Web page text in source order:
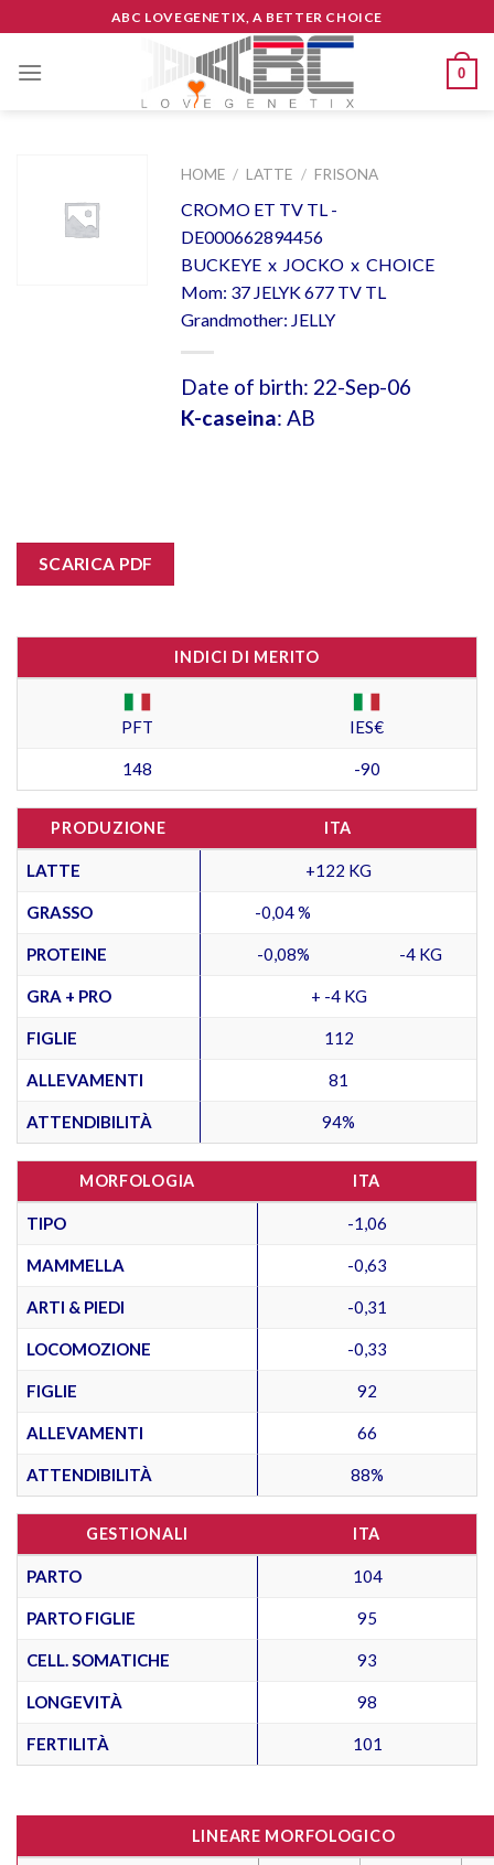
to
content
ABC LOVEGENETIX, A BETTER CHOICE
0
HOME / LATTE / FRISONA
CROMO ET TV TL -
DE000662894456
BUCKEYE x JOCKO x CHOICE
Mom: 37 JELYK 677 TV TL
Grandmother: JELLY
Date of birth: 22-Sep-06
K-caseina: AB
SCARICA PDF
INDICI DI MERITO
PFT IES€
148 -90
PRODUZIONE ITA
LATTE +122 KG
GRASSO -0,04 %
PROTEINE -0,08% -4 KG
GRA + PRO + -4 KG
FIGLIE 112
ALLEVAMENTI 81
ATTENDIBILITÀ 94%
MORFOLOGIA ITA
TIPO -1,06
MAMMELLA -0,63
ARTI & PIEDI -0,31
LOCOMOZIONE -0,33
FIGLIE 92
ALLEVAMENTI 66
ATTENDIBILITÀ 88%
GESTIONALI ITA
PARTO 104
PARTO FIGLIE 95
CELL. SOMATICHE 93
LONGEVITÀ 98
FERTILITÀ 101
LINEARE MORFOLOGICO